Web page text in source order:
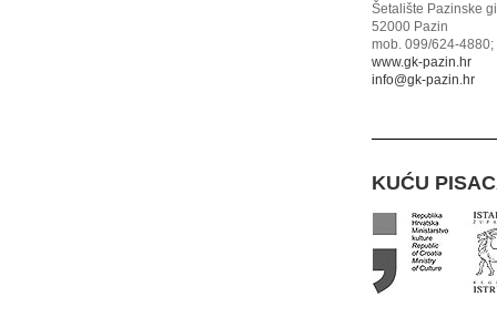
Šetalište Pazinske
52000 Pazin
mob. 099/624-
www.gk-pazin.hr
info@gk-pazin.hr
KUĆU